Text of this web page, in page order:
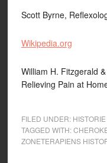
Scott Byrne,
Wikipedia.org
William H. Fitzgerald
Relieving Pain at
FILED UNDER: HISTORIE
TAGGED WITH:
ZONETERAPIENS